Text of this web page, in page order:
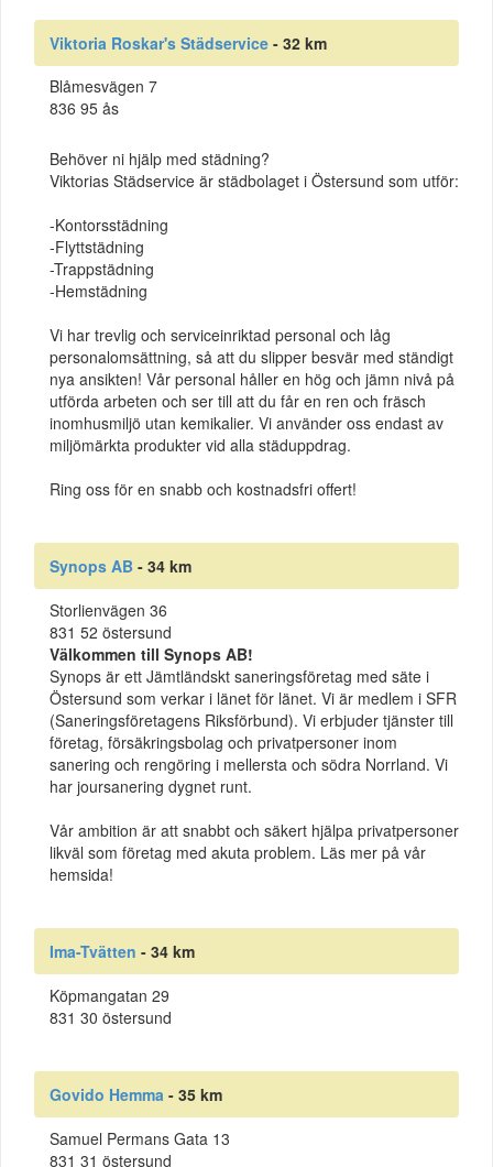
Viktoria Roskar's Städservice - 32 km
Blåmesvägen 7
836 95 ås
Behöver ni hjälp med städning?
Viktorias Städservice är städbolaget i Östersund som utför:
-Kontorsstädning
-Flyttstädning
-Trappstädning
-Hemstädning
Vi har trevlig och serviceinriktad personal och låg
personalomsättning, så att du slipper besvär med ständigt
nya ansikten! Vår personal håller en hög och jämn nivå på
utförda arbeten och ser till att du får en ren och fräsch
inomhusmiljö utan kemikalier. Vi använder oss endast av
miljömärkta produkter vid alla städuppdrag.
Ring oss för en snabb och kostnadsfri offert!
Synops AB - 34 km
Storlienvägen 36
831 52 östersund
Välkommen till Synops AB!
Synops är ett Jämtländskt saneringsföretag med säte i
Östersund som verkar i länet för länet. Vi är medlem i SFR
(Saneringsföretagens Riksförbund). Vi erbjuder tjänster till
företag, försäkringsbolag och privatpersoner inom
sanering och rengöring i mellersta och södra Norrland. Vi
har joursanering dygnet runt.
Vår ambition är att snabbt och säkert hjälpa privatpersoner
likväl som företag med akuta problem. Läs mer på vår
hemsida!
Ima-Tvätten - 34 km
Köpmangatan 29
831 30 östersund
Govido Hemma - 35 km
Samuel Permans Gata 13
831 31 östersund